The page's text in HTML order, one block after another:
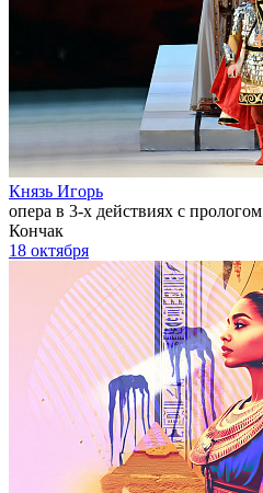
Князь Игорь
опера в 3-х действиях с прологом
Кончак
18 октября